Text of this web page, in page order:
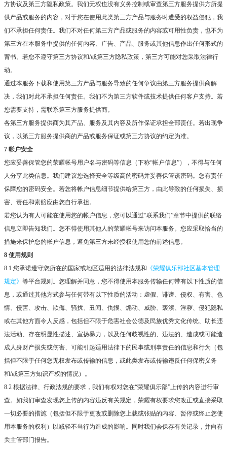
方协议及第三方隐私政策。我们无权也没有义务控制或审查第三方服务提供方所提
供产品或服务的内容，对于您在使用此类第三方产品与服务时遭受的权益侵犯，我
们不承担任何责任。我们不对任何第三方产品或服务的内容或可用性负责，也不为
第三方在本服务中提供的任何内容、广告、产品、服务或其他信息作出任何形式的
背书。若您不遵守第三方协议和/或第三方隐私政策，第三方可能对您采取法律行
动。
通过本服务下载和使用第三方产品与服务导致的任何争议由第三方服务提供商解
决，我们对此不承担任何责任。我们不为第三方软件或技术提供任何客户支持。若
您需要支持，需联系第三方服务提供商。
各第三方服务提供商为其产品、服务及其内容及所作保证承担全部责任。若出现争
议，以第三方服务提供商的产品或服务保证或第三方协议的约定为准。
7 帐户安全
您应妥善保管您的荣耀帐号用户名与密码等信息（下称“帐户信息”），不得与任何
人分享此类信息。我们建议您选择安全等级高的密码并妥善保管该密码。您有责任
保障您的密码安全。若您将帐户信息细节提供给第三方，由此导致的任何损失、损
害、责任和索赔应由您自行承担。
若您认为有人可能在使用您的帐户信息，您可以通过“联系我们”章节中提供的联络
信息立即告知我们。您不得使用其他人的荣耀帐号来访问本服务。您应采取恰当的
措施来保护您的帐户信息，避免第三方未经授权使用您的前述信息。
8 使用规则
8.1 您承诺遵守您所在的国家或地区适用的法律法规和 《荣耀俱乐部社区基本管理
规定》 等平台规则。您理解并同意，您不得使用本服务传输任何带有以下性质的信
息，或通过其他方式参与任何带有以下性质的活动：虚假、诽谤、侵权、有害、色
情、侵害、攻击、欺侮、骚扰、丑闻、仇恨、煽动、威胁、亵渎、淫秽、侵犯隐私
或在其他方面令人反感，包括但不限于危害社会公德及民族优秀文化传统、助长违
法活动、存在明显性描述、宣扬暴力，以及任何歧视性的、违法的、造成或可能造
成人身财产损失或伤害、可能引起适用法律下的民事或刑事责任的信息和行为（包
括但不限于任何您无权发布或传输的信息，或此类发布或传输违反任何保密义务
和/或第三方知识产权的情况）。
8.2 根据法律、行政法规的要求，我们有权对您在“荣耀俱乐部”上传的内容进行审
查。如我们审查发现您上传的内容违反有关规定，荣耀有权要求您改正或直接采取
一切必要的措施（包括但不限于更改或删除您上载或张贴的内容、暂停或终止您使
用本服务的权利）以减轻不当行为造成的影响。同时我们会保存有关记录，并向有
关主管部门报告。